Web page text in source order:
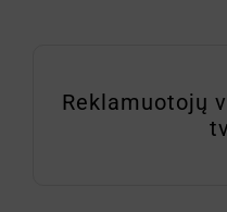
Reklamuotojų